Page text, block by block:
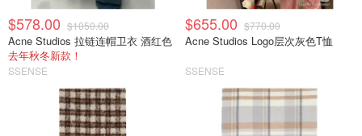
$578.00 $1050.00
Acne Studios 拉链连帽卫衣 酒红色
去年秋冬新款！
SSENSE
$655.00 $770.00
Acne Studios Logo层次灰色T恤
SSENSE